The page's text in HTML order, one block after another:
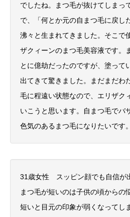
でしたね。まつ毛が抜けてしまっ
で、「何とか元の自まつ毛に戻し
沸々と生まれてきました。そこで
ザクィーンのまつ毛美容液です。
とに億劫だったのですが、塗って
出てきて驚きました。まだまだわ
毛に程遠い状態なので、エリザク
いこうと思います。自まつ毛でバ
色気のあるまつ毛になりたいです。
31歳女性 スッピン顔でも自信が
まつ毛が短いのは子供の頃からの
短いと目元の印象が弱くなってし